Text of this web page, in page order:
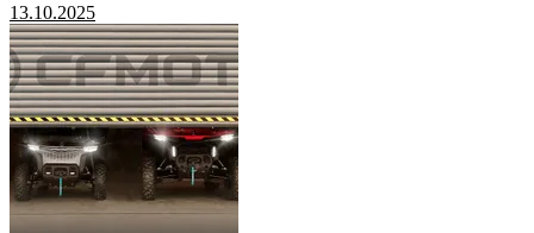
13.10.2025